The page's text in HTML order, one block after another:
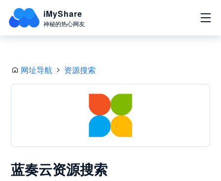
iMyShare
神秘的热心网友
网址导航 资源搜索
蓝奏云资源搜索